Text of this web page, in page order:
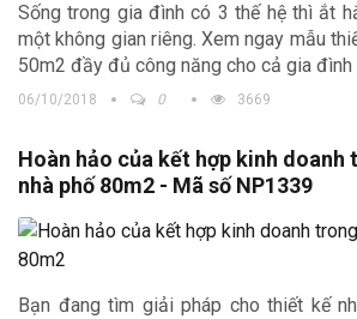
Sống trong gia đình có 3 thế hệ thì ắt
một không gian riêng. Xem ngay mẫu
50m2 đầy đủ công năng cho cả gia đình
06/10/2018 0 3669
Hoàn hảo của kết hợp kinh
nhà phố 80m2 - Mã số NP1339
Bạn đang tìm giải pháp cho thiết kế